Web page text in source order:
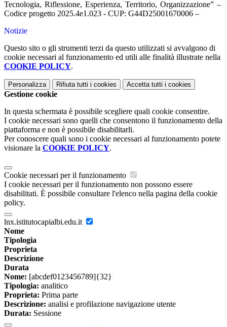
Tecnologia, Riflessione, Esperienza, Territorio, Organizzazione” –
Codice progetto 2025.4e1.023 - CUP: G44D25001670006 –
Notizie
Questo sito o gli strumenti terzi da questo utilizzati si avvalgono di
cookie necessari al funzionamento ed utili alle finalità illustrate nella
COOKIE POLICY.
Personalizza Rifiuta tutti i cookies Accetta tutti i cookies
Gestione cookie
In questa schermata è possibile scegliere quali cookie consentire.
I cookie necessari sono quelli che consentono il funzionamento della
piattaforma e non è possibile disabilitarli.
Per conoscere quali sono i cookie necessari al funzionamento potete
visionare la COOKIE POLICY.
Cookie necessari per il funzionamento
I cookie necessari per il funzionamento non possono essere
disabilitati. È possibile consultare l'elenco nella pagina della cookie
policy.
lnx.istitutocapialbi.edu.it
Nome
Tipologia
Proprieta
Descrizione
Durata
Nome: [abcdef0123456789]{32}
Tipologia: analitico
Proprieta: Prima parte
Descrizione: analisi e profilazione navigazione utente
Durata: Sessione